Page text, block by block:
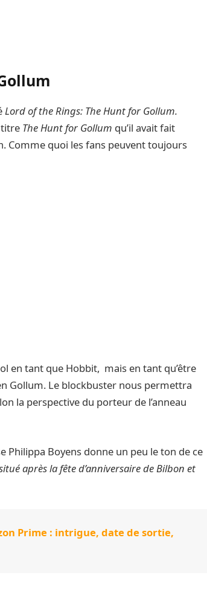
Lord of the Rings: The Hunt for Gollum.
The Hunt for Gollum qu’il avait fait
Comme quoi les fans peuvent toujours
en tant que Hobbit, mais en tant qu’être
Gollum. Le blockbuster nous permettra
la perspective du porteur de l’anneau
Philippa Boyens donne un peu le ton de ce
après la fête d’anniversaire de Bilbon et
Prime : intrigue, date de sortie,